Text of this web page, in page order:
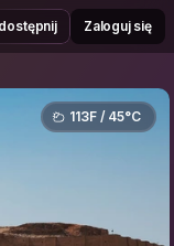
Zaloguj się
113F / 45°C